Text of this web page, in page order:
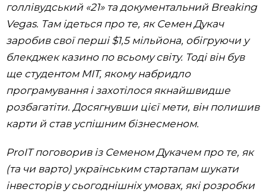
голлівудський «21» та документальний Breaking
Vegas. Там ідеться про те, як Семен Дукач
заробив свої перші $1,5 мільйона, обігруючи у
блекджек казино по всьому світу. Тоді він був
ще студентом MIT, якому набридло
програмування і захотілося якнайшвидше
розбагатіти. Досягнувши цієї мети, він полишив
карти й став успішним бізнесменом.
ProIT поговорив із Семеном Дукачем про те, як
(та чи варто) українським стартапам шукати
інвесторів у сьогоднішніх умовах, які розробки